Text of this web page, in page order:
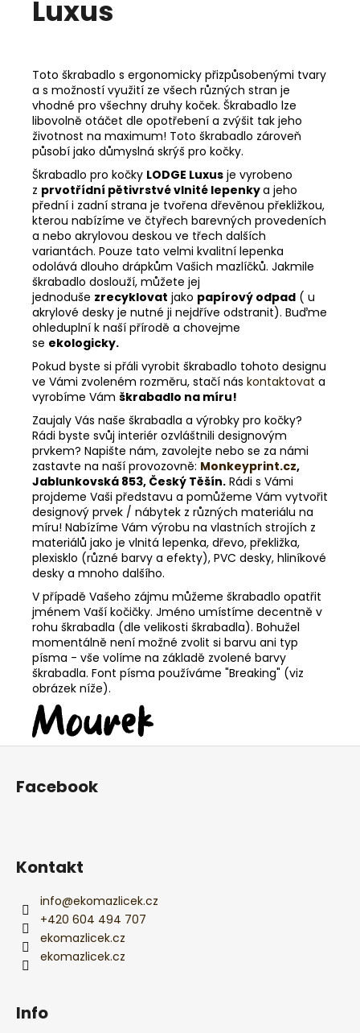
Luxus
Toto škrabadlo s ergonomicky přizpůsobenými tvary
a s možností využití ze všech různých stran je
vhodné pro všechny druhy koček. Škrabadlo lze
libovolně otáčet dle opotřebení a zvýšit tak jeho
životnost na maximum! Toto škrabadlo zároveň
působí jako důmyslná skrýš pro kočky.
Škrabadlo pro kočky LODGE Luxus je vyrobeno
z prvotřídní pětivrstvé vlnité lepenkya jeho
přední i zadní strana je tvořena dřevěnou překližkou,
kterou nabízíme ve čtyřech barevných provedeních
a nebo akrylovou deskou ve třech dalších
variantách. Pouze tato velmi kvalitní lepenka
odolává dlouho drápkům Vašich mazlíčků. Jakmile
škrabadlo doslouží, můžete jej
jednoduše zrecyklovat jako papírový odpad ( u
akrylové desky je nutné ji nejdříve odstranit). Buďme
ohleduplní k naší přírodě a chovejme
se ekologicky.
Pokud byste si přáli vyrobit škrabadlo tohoto designu
ve Vámi zvoleném rozměru, stačí nás kontaktovat a
vyrobíme Vám škrabadlo na míru!
Zaujaly Vás naše škrabadla a výrobky pro kočky?
Rádi byste svůj interiér ozvláštnili designovým
prvkem? Napište nám, zavolejte nebo se za námi
zastavte na naší provozovně: Monkeyprint.cz,
Jablunkovská 853, Český Těšín. Rádi s Vámi
projdeme Vaši představu a pomůžeme Vám vytvořit
designový prvek / nábytek z různých materiálu na
míru! Nabízíme Vám výrobu na vlastních strojích z
materiálů jako je vlnitá lepenka, dřevo, překližka,
plexisklo (různé barvy a efekty), PVC desky, hliníkové
desky a mnoho dalšího.
V případě Vašeho zájmu můžeme škrabadlo opatřit
jménem Vaší kočičky. Jméno umístíme decentně v
rohu škrabadla (dle velikosti škrabadla). Bohužel
momentálně není možné zvolit si barvu ani typ
písma - vše volíme na základě zvolené barvy
škrabadla. Font písma používáme "Breaking" (viz
obrázek níže).
Facebook
Kontakt
info@ekomazlicek.cz
+420 604 494 707
ekomazlicek.cz
ekomazlicek.cz
Info